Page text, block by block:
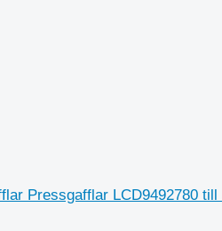
Pressgafflar LCD9492780